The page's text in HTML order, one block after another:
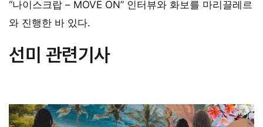
“나이스크랍 – MOVE ON” 인터뷰와 화보를 마리끌레르
와 진행한 바 있다.
선미 관련기사